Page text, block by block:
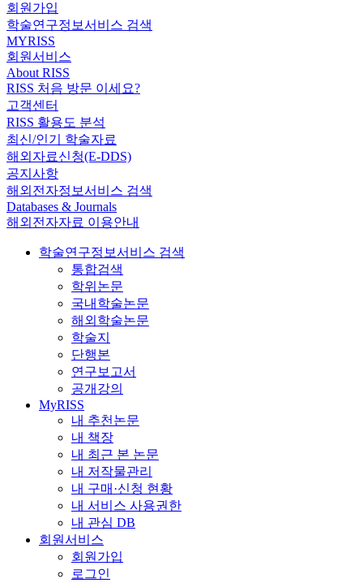
회원가입
학술연구정보서비스 검색
MYRISS
회원서비스
About RISS
RISS 처음 방문 이세요?
고객센터
RISS 활용도 분석
최신/인기 학술자료
해외자료신청(E-DDS)
공지사항
해외전자정보서비스 검색
Databases & Journals
해외전자자료 이용안내
학술연구정보서비스 검색
통합검색
학위논문
국내학술논문
해외학술논문
학술지
단행본
연구보고서
공개강의
MyRISS
내 추천논문
내 책장
내 최근 본 논문
내 저작물관리
내 구매·신청 현황
내 서비스 사용권한
내 관심 DB
회원서비스
회원가입
로그인